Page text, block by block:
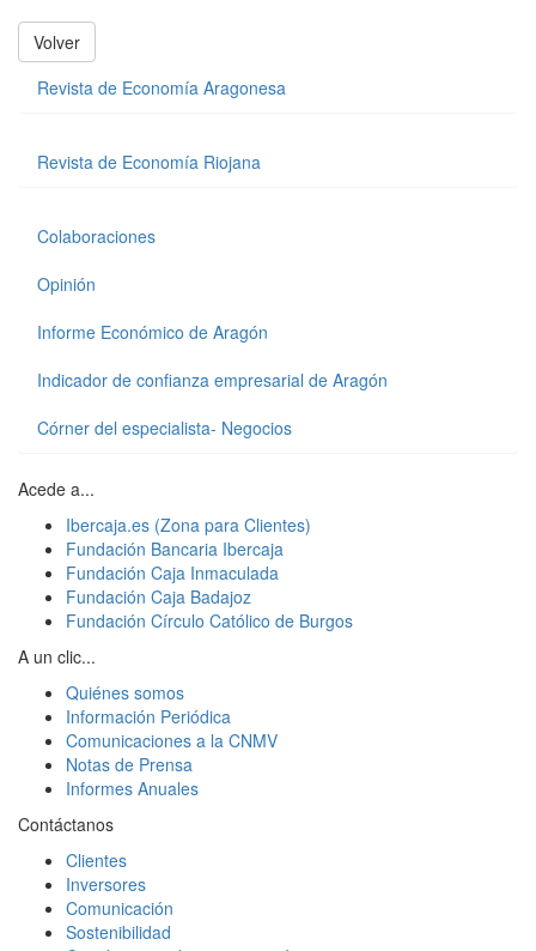
Volver
Revista de Economía Aragonesa
Revista de Economía Riojana
Colaboraciones
Opinión
Informe Económico de Aragón
Indicador de confianza empresarial de Aragón
Córner del especialista- Negocios
Acede a...
Ibercaja.es (Zona para Clientes)
Fundación Bancaria Ibercaja
Fundación Caja Inmaculada
Fundación Caja Badajoz
Fundación Círculo Católico de Burgos
A un clic...
Quiénes somos
Información Periódica
Comunicaciones a la CNMV
Notas de Prensa
Informes Anuales
Contáctanos
Clientes
Inversores
Comunicación
Sostenibilidad